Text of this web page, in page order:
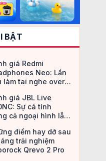
BẬT
giá Redmi
Neo: Lần
làm tai nghe over-
giá JBL Live
Sự cá tính
cả ngoại hình lẫn
điểm hay dở sau
trải nghiệm
Qrevo 2 Pro